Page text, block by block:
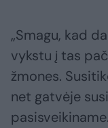
„Smagu, kad
vykstu į tas
žmones.
net gatvėje